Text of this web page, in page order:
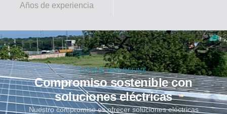
Años de experiencia
LO QUE NOS DEFINE
Compromiso sostenible con
soluciones eléctricas
Nuestro compromiso es ofrecer soluciones eléctricas